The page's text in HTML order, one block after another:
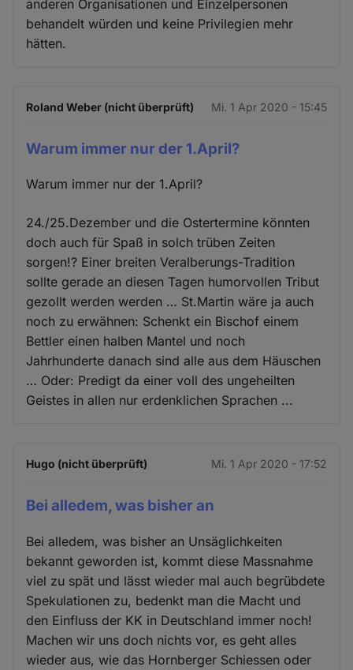
anderen Organisationen und Einzelpersonen
behandelt würden und keine Privilegien mehr
hätten.
Roland Weber (nicht überprüft) Mi. 1 Apr 2020 - 15:45
Warum immer nur der 1.April?
Warum immer nur der 1.April?
24./25.Dezember und die Ostertermine könnten
doch auch für Spaß in solch trüben Zeiten
sorgen!? Einer breiten Veralberungs-Tradition
sollte gerade an diesen Tagen humorvollen Tribut
gezollt werden werden … St.Martin wäre ja auch
noch zu erwähnen: Schenkt ein Bischof einem
Bettler einen halben Mantel und noch
Jahrhunderte danach sind alle aus dem Häuschen
… Oder: Predigt da einer voll des ungeheilten
Geistes in allen nur erdenklichen Sprachen ...
Hugo (nicht überprüft) Mi. 1 Apr 2020 - 17:52
Bei alledem, was bisher an
Bei alledem, was bisher an Unsäglichkeiten
bekannt geworden ist, kommt diese Massnahme
viel zu spät und lässt wieder mal auch begrübdete
Spekulationen zu, bedenkt man die Macht und
den Einfluss der KK in Deutschland immer noch!
Machen wir uns doch nichts vor, es geht alles
wieder aus, wie das Hornberger Schiessen oder